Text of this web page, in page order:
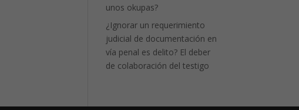
unos okupas?
¿Ignorar un requerimiento
judicial de documentación en
vía penal es delito? El deber
de colaboración del testigo